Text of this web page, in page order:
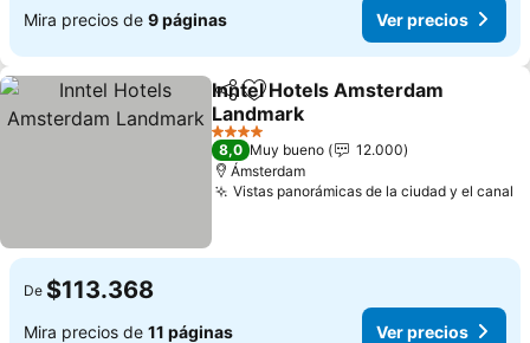
Mira precios de 9 páginas Ver precios
CompartirAgregar a favoritos
Inntel Hotels Amsterdam
Landmark
Ver precios
4 Estrellas
8,0 Muy bueno
12.000
Ámsterdam
Vistas panorámicas de la ciudad y el canal
De $113.368
Mira precios de 11 páginas Ver precios